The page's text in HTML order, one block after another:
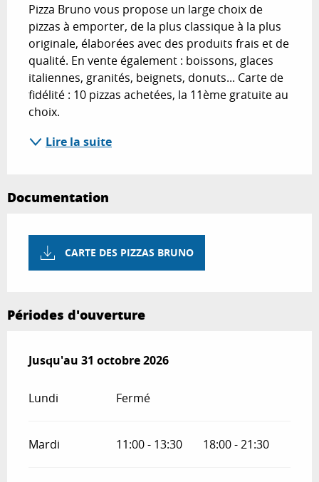
Pizza Bruno vous propose un large choix de
pizzas à emporter, de la plus classique à la plus
originale, élaborées avec des produits frais et de
qualité. En vente également : boissons, glaces
italiennes, granités, beignets, donuts... Carte de
fidélité : 10 pizzas achetées, la 11ème gratuite au
choix.
Lire la suite
Documentation
CARTE DES PIZZAS BRUNO
Périodes d'ouverture
Du1 avril 2026au31 octobre 2026
Jusqu'au 31 octobre 2026
Lundi Fermé
Mardi 11:00 - 13:30 18:00 - 21:30